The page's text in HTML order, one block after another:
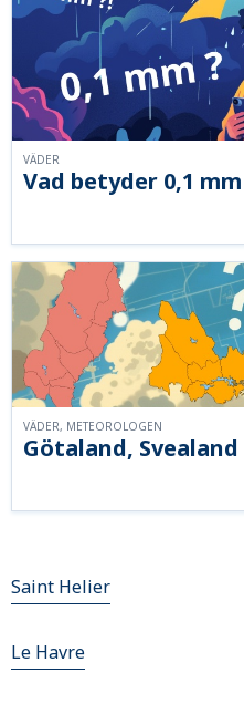
Vad betyder 0,1
VÄDER
Götaland,
VÄDER, METEOROLOGEN
Saint Helier
Le Havre